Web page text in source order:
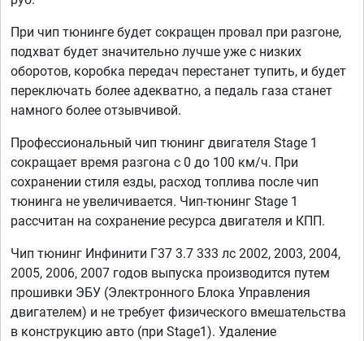
При чип тюнинге будет сокращен провал при разгоне,
подхват будет значительно лучше уже с низких
оборотов, коробка передач перестанет тупить, и будет
переключать более адекватно, а педаль газа станет
намного более отзывчивой.
Профессиональный чип тюнинг двигателя Stage 1
сокращает время разгона с 0 до 100 км/ч. При
сохранении стиля езды, расход топлива после чип
тюнинга не увеличивается. Чип-тюнинг Stage 1
рассчитан на сохранение ресурса двигателя и КПП.
Чип тюнинг Инфинити Г37 3.7 333 лс 2002, 2003, 2004,
2005, 2006, 2007 годов выпуска производится путем
прошивки ЭБУ (Электронного Блока Управления
двигателем) и не требует физического вмешательства
в конструкцию авто (при Stage1). Удаление